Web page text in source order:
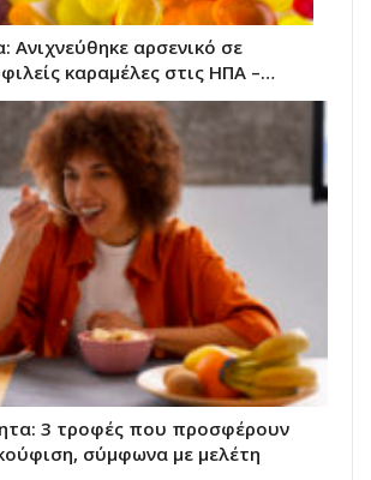
Ανιχνεύθηκε αρσενικό σε
καραμέλες στις ΗΠΑ –…
3 τροφές που προσφέρουν
σύμφωνα με μελέτη